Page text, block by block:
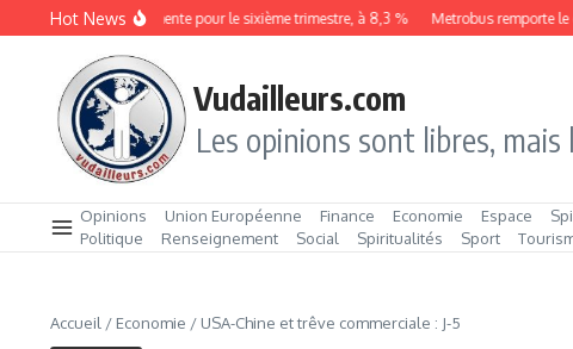
Aller au contenu
Hot News
Le chômage augmente pour le sixième trimestre, à 8,3 % Metrobus remporte le
Vudailleurs.com
Les opinions sont libres,
Opinions Union Européenne Finance Economie Espace
Politique
Renseignement Social Spiritualités Sport
Accueil / Economie / USA-Chine et trêve commerciale : J-5